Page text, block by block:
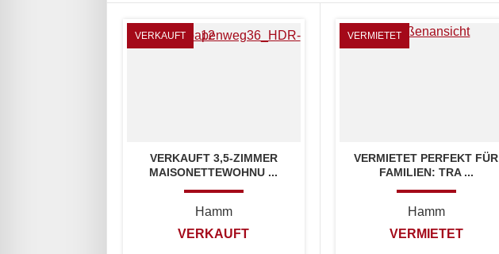
VERKAUFT
VERKAUFT 3,5-ZIMMER
MAISONETTEWOHNU ...
Hamm
VERKAUFT
VERMIETET
VERMIETET PERFEKT FÜR
FAMILIEN: TRA ...
Hamm
VERMIETET